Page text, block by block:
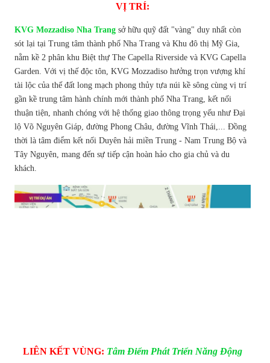
VỊ TRÍ:
KVG Mozzadiso Nha Trang sở hữu quỹ đất "vàng" duy nhất còn
sót lại tại Trung tâm thành phố Nha Trang và Khu đô thị Mỹ Gia,
nằm kề 2 phân khu Biệt thự The Capella Riverside và KVG Capella
Garden. Với vị thế độc tôn, KVG Mozzadiso hưởng trọn vượng khí
tài lộc của thế đất long mạch phong thủy tựa núi kề sông cùng vị trí
gần kề trung tâm hành chính mới thành phố Nha Trang, kết nối
thuận tiện, nhanh chóng với hệ thống giao thông trọng yếu như Đại
lộ Võ Nguyên Giáp, đường Phong Châu, đường Vĩnh Thái,... Đồng
thời là tâm điểm kết nối Duyên hải miền Trung - Nam Trung Bộ và
Tây Nguyên, mang đến sự tiếp cận hoàn hảo cho gia chủ và du
khách.
LIÊN KẾT VÙNG: Tâm Điểm Phát Triển Năng Động